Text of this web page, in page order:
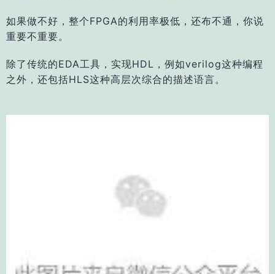
如果做不好，整个FPGA的利用率极低，还布不通，你说
重要不重要。
除了传统的EDA工具，实现HDL，例如verilog这种编程
之外，还包括HLS这种高层次综合的描述语言。